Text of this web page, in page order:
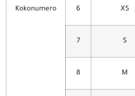
Kokonumero 6 XS
7 S
8 M